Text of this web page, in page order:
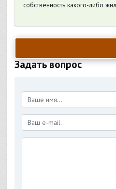
собственность какого-либо
Задать вопрос